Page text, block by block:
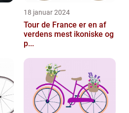
18 januar 2024
Tour de France er en af
verdens mest ikoniske og
p...